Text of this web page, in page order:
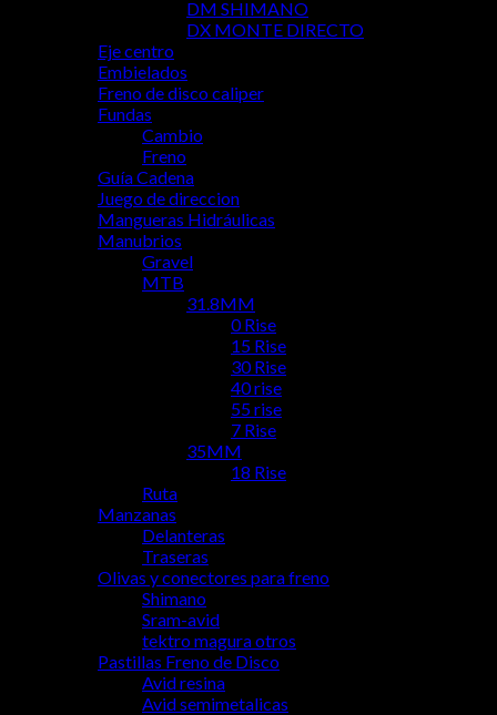
DM SHIMANO
DX MONTE DIRECTO
Eje centro
Embielados
Freno de disco caliper
Fundas
Cambio
Freno
Guía Cadena
Juego de direccion
Mangueras Hidráulicas
Manubrios
Gravel
MTB
31.8MM
0 Rise
15 Rise
30 Rise
40 rise
55 rise
7 Rise
35MM
18 Rise
Ruta
Manzanas
Delanteras
Traseras
Olivas y conectores para freno
Shimano
Sram-avid
tektro magura otros
Pastillas Freno de Disco
Avid resina
Avid semimetalicas